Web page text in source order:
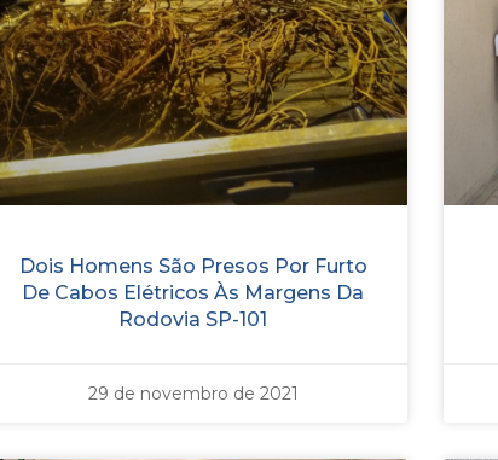
Dois Homens São Presos Por Furto
De Cabos Elétricos Às Margens Da
Rodovia SP-101
29 de novembro de 2021